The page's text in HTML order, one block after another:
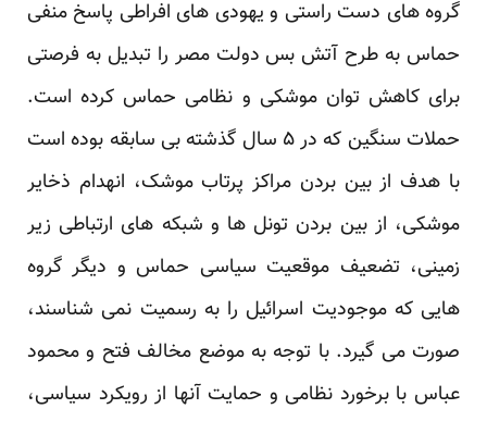
گروه های دست راستی و یهودی های افراطی پاسخ منفی
حماس به طرح آتش بس دولت مصر را تبدیل به فرصتی
برای کاهش توان موشکی و نظامی حماس کرده است.
حملات سنگین که در ۵ سال گذشته بی سابقه بوده است
با هدف از بین بردن مراکز پرتاب موشک، انهدام ذخایر
موشکی، از بین بردن تونل ها و شبکه های ارتباطی زیر
زمینی، تضعیف موقعیت سیاسی حماس و دیگر گروه
هایی که موجودیت اسرائیل را به رسمیت نمی شناسند،
صورت می گیرد. با توجه به موضع مخالف فتح و محمود
عباس با برخورد نظامی و حمایت آنها از رویکرد سیاسی،